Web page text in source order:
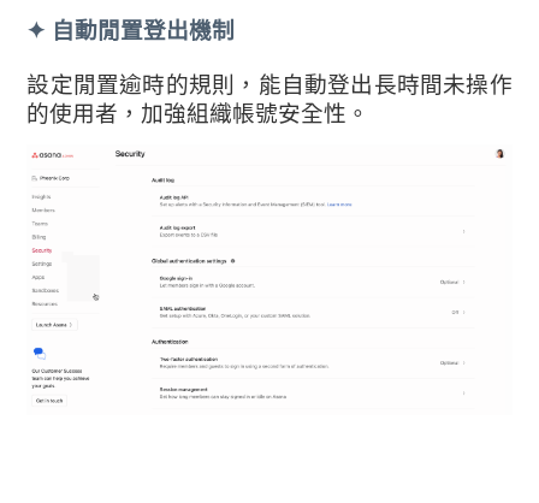
✦ 自動閒置登出機制
設定閒置逾時的規則，能自動登出長時間未操作
的使用者，加強組織帳號安全性。